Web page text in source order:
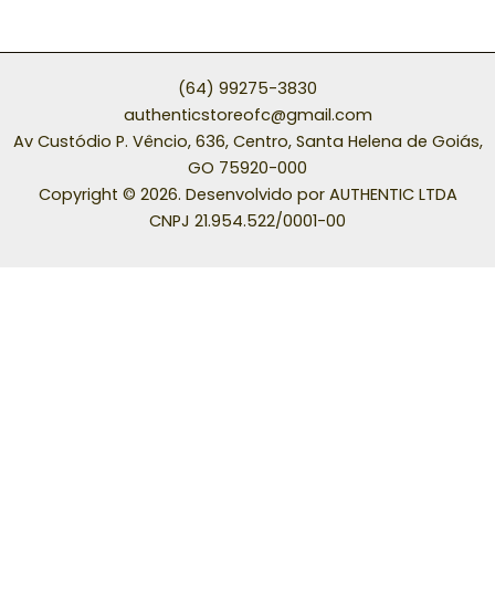
(64) 99275-3830
authenticstoreofc@gmail.com
Av Custódio P. Vêncio, 636, Centro, Santa Helena de Goiás,
GO 75920-000
Copyright © 2026. Desenvolvido por AUTHENTIC LTDA
CNPJ 21.954.522/0001-00